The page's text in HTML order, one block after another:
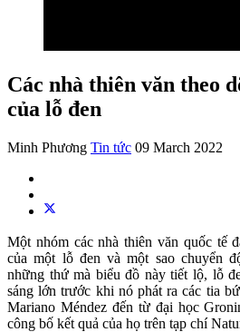
Các nhà thiên văn theo
của lỗ đen
Minh Phương Tin tức 09 March 2022
Một nhóm các nhà thiên văn quốc tế
của một lỗ đen và một sao chuyển
những thứ mà biểu đồ này tiết lộ, lỗ
sáng lớn trước khi nó phát ra các tia
Mariano Méndez đến từ đại học
công bố kết quả của họ trên tạp chí